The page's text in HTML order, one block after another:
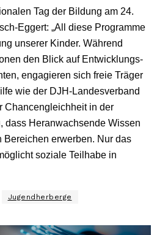
Tag der Bildung am 24.
Eggert: „All diese Programme
unserer Kinder. Während
den Blick auf Entwicklungs-
engagieren sich freie Träger
wie der DJH-Landesverband
Chancengleichheit in der
dass Heranwachsende Wissen
erwerben. Nur das
soziale Teilhabe in
Jugendherberge